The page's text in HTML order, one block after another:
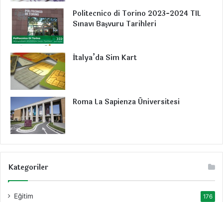
Politecnico di Torino 2023-2024 TIL
Sınavı Başvuru Tarihleri
İtalya’da Sim Kart
Roma La Sapienza Üniversitesi
Kategoriler
Eğitim 176